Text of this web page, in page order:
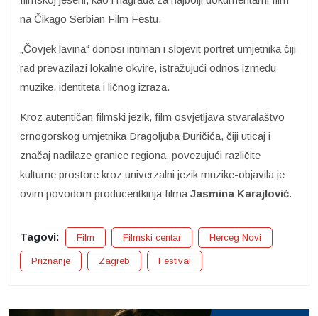
na Čikago Serbian Film Festu.
„Čovjek lavina“ donosi intiman i slojevit portret umjetnika čiji
rad prevazilazi lokalne okvire, istražujući odnos između
muzike, identiteta i ličnog izraza.
Kroz autentičan filmski jezik, film osvjetljava stvaralaštvo
crnogorskog umjetnika Dragoljuba Đuričića, čiji uticaj i
značaj nadilaze granice regiona, povezujući različite
kulturne prostore kroz univerzalni jezik muzike-objavila je
ovim povodom producentkinja filma Jasmina Karajlović.
Tagovi: Film Filmski centar Herceg Novi
Priznanje Zagreb Festival